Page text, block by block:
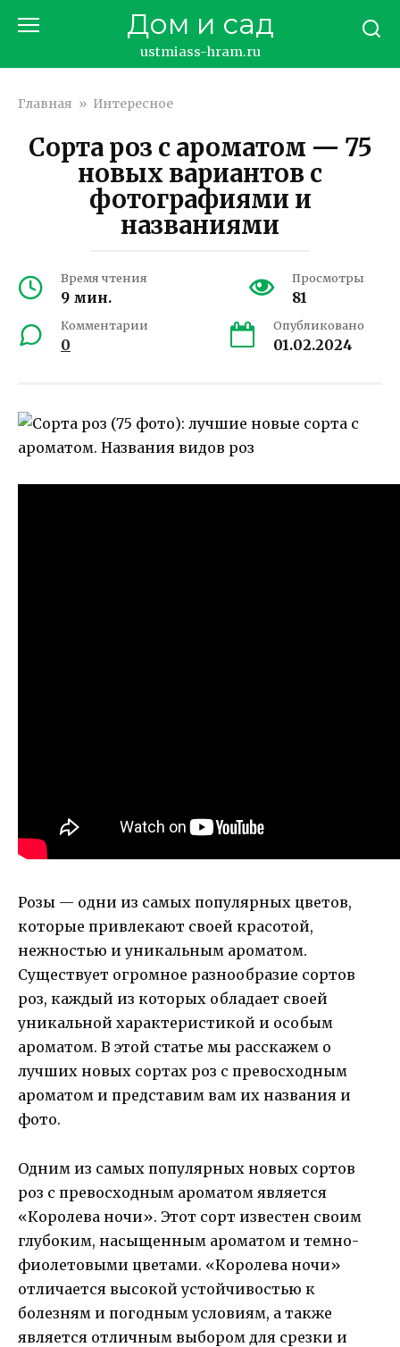
Дом и сад
ustmiass-hram.ru
Главная » Интересное
Сорта роз с ароматом — 75
новых вариантов с
фотографиями и
названиями
Время чтения
9 мин.
Просмотры
81
Комментарии
0
Опубликовано
01.02.2024
Розы — одни из самых популярных цветов,
которые привлекают своей красотой,
нежностью и уникальным ароматом.
Существует огромное разнообразие сортов
роз, каждый из которых обладает своей
уникальной характеристикой и особым
ароматом. В этой статье мы расскажем о
лучших новых сортах роз с превосходным
ароматом и представим вам их названия и
фото.
Одним из самых популярных новых сортов
роз с превосходным ароматом является
«Королева ночи». Этот сорт известен своим
глубоким, насыщенным ароматом и темно-
фиолетовыми цветами. «Королева ночи»
отличается высокой устойчивостью к
болезням и погодным условиям, а также
является отличным выбором для срезки и